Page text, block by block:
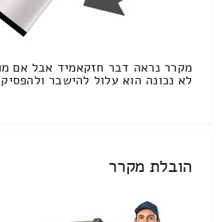
מקרר נראה דבר חזקאמיד אבל אם
לא נכונה הוא עלול להישבר
הובלת מקרר